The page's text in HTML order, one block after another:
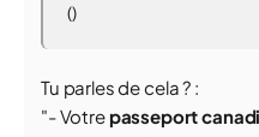
()
Tu parles de cela ? :
"- Votre passeport